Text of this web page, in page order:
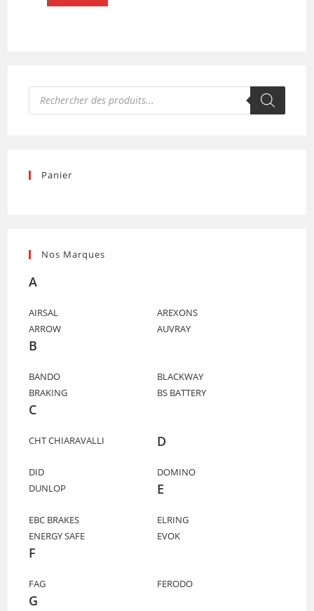
Recherche
produits
Panier
Nos Marques
A
AIRSAL
AREXONS
ARROW
AUVRAY
B
BANDO
BLACKWAY
BRAKING
BS BATTERY
C
CHT CHIARAVALLI D
DID
DOMINO
DUNLOP
E
EBC BRAKES
ELRING
ENERGY SAFE
EVOK
F
FAG FERODO
G